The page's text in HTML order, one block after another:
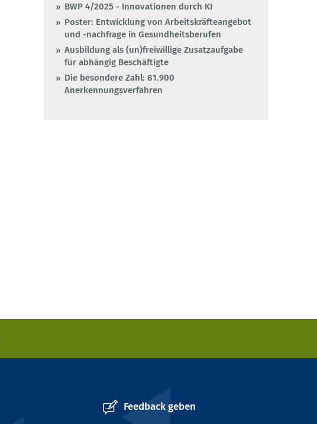
BWP 4/2025 - Innovationen durch KI
Poster: Entwicklung von Arbeitskräfteangebot
und -nachfrage in Gesundheitsberufen
Ausbildung als (un)freiwillige Zusatzaufgabe
für abhängig Beschäftigte
Die besondere Zahl: 81.900
Anerkennungsverfahren
Feedback geben